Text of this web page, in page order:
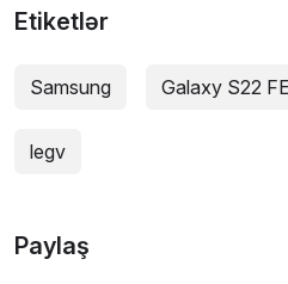
Etiketlər
Samsung Galaxy S22 FE
legv
Paylaş